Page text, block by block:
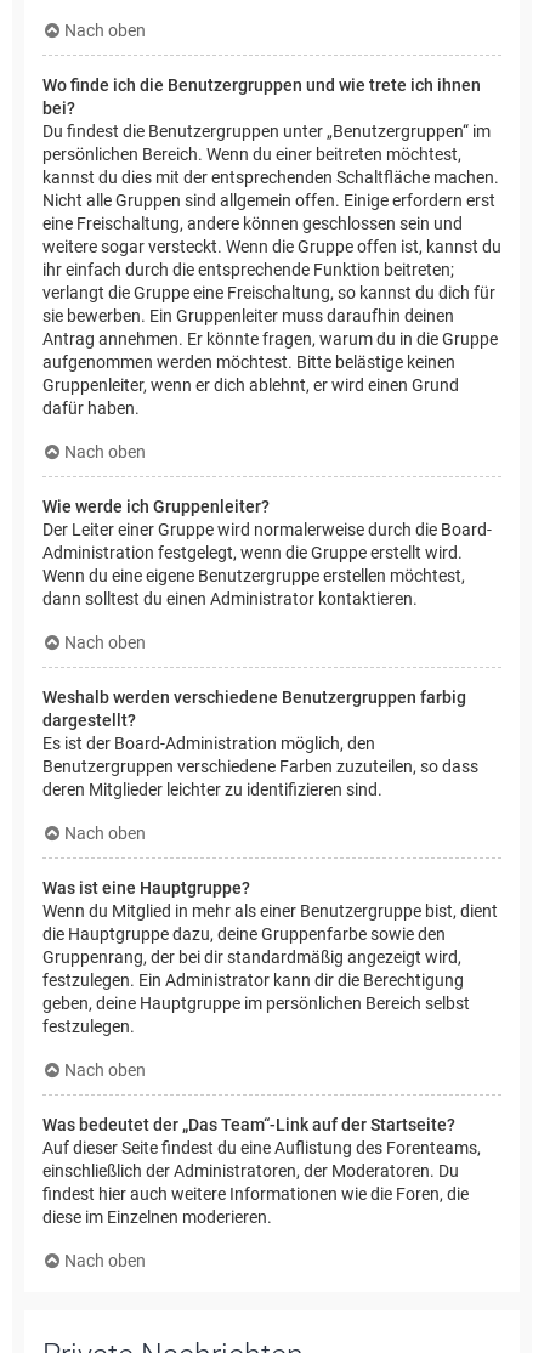
Nach oben
Wo finde ich die Benutzergruppen und wie trete ich ihnen
bei?
Du findest die Benutzergruppen unter „Benutzergruppen“ im
persönlichen Bereich. Wenn du einer beitreten möchtest,
kannst du dies mit der entsprechenden Schaltfläche machen.
Nicht alle Gruppen sind allgemein offen. Einige erfordern erst
eine Freischaltung, andere können geschlossen sein und
weitere sogar versteckt. Wenn die Gruppe offen ist, kannst du
ihr einfach durch die entsprechende Funktion beitreten;
verlangt die Gruppe eine Freischaltung, so kannst du dich für
sie bewerben. Ein Gruppenleiter muss daraufhin deinen
Antrag annehmen. Er könnte fragen, warum du in die Gruppe
aufgenommen werden möchtest. Bitte belästige keinen
Gruppenleiter, wenn er dich ablehnt, er wird einen Grund
dafür haben.
Nach oben
Wie werde ich Gruppenleiter?
Der Leiter einer Gruppe wird normalerweise durch die Board-
Administration festgelegt, wenn die Gruppe erstellt wird.
Wenn du eine eigene Benutzergruppe erstellen möchtest,
dann solltest du einen Administrator kontaktieren.
Nach oben
Weshalb werden verschiedene Benutzergruppen farbig
dargestellt?
Es ist der Board-Administration möglich, den
Benutzergruppen verschiedene Farben zuzuteilen, so dass
deren Mitglieder leichter zu identifizieren sind.
Nach oben
Was ist eine Hauptgruppe?
Wenn du Mitglied in mehr als einer Benutzergruppe bist, dient
die Hauptgruppe dazu, deine Gruppenfarbe sowie den
Gruppenrang, der bei dir standardmäßig angezeigt wird,
festzulegen. Ein Administrator kann dir die Berechtigung
geben, deine Hauptgruppe im persönlichen Bereich selbst
festzulegen.
Nach oben
Was bedeutet der „Das Team“-Link auf der Startseite?
Auf dieser Seite findest du eine Auflistung des Forenteams,
einschließlich der Administratoren, der Moderatoren. Du
findest hier auch weitere Informationen wie die Foren, die
diese im Einzelnen moderieren.
Nach oben